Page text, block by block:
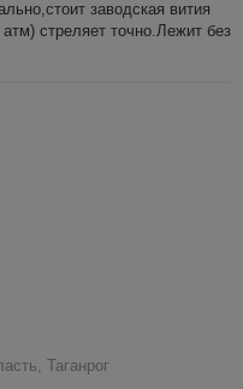
заводская вития
стреляет точно.Лежит без
Таганрог